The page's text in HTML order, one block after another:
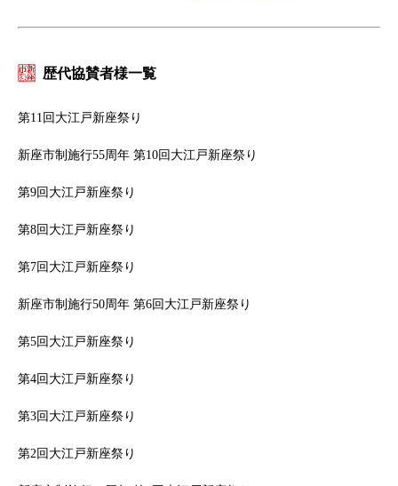
歴代協賛者様一覧
第11回大江戸新座祭り
新座市制施行55周年 第10回大江戸新座祭り
第9回大江戸新座祭り
第8回大江戸新座祭り
第7回大江戸新座祭り
新座市制施行50周年 第6回大江戸新座祭り
第5回大江戸新座祭り
第4回大江戸新座祭り
第3回大江戸新座祭り
第2回大江戸新座祭り